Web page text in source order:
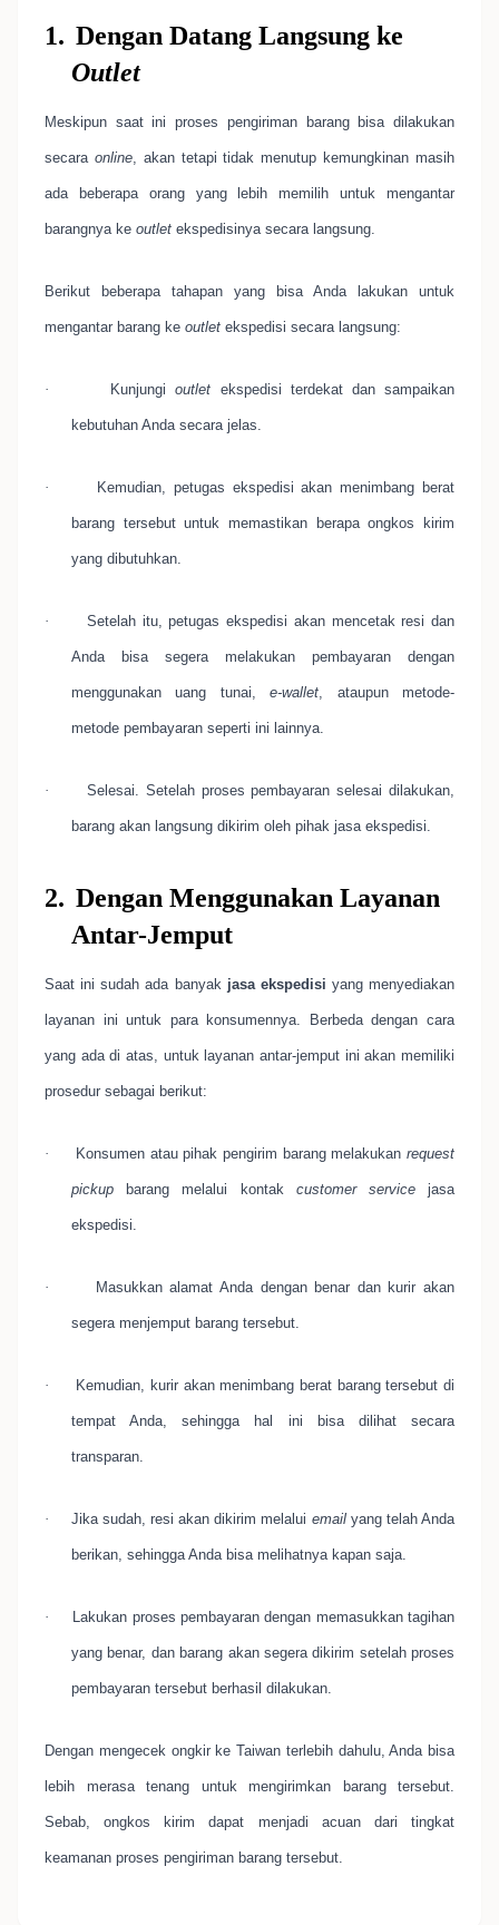
1. Dengan Datang Langsung ke
Outlet
Meskipun saat ini proses pengiriman barang bisa dilakukan
secara online, akan tetapi tidak menutup kemungkinan masih
ada beberapa orang yang lebih memilih untuk mengantar
barangnya ke outlet ekspedisinya secara langsung.
Berikut beberapa tahapan yang bisa Anda lakukan untuk
mengantar barang ke outlet ekspedisi secara langsung:
· Kunjungioutlet ekspedisi terdekat dan sampaikan
kebutuhan Anda secara jelas.
· Kemudian, petugas ekspedisi akan menimbang berat
barang tersebut untuk memastikan berapa ongkos kirim
yang dibutuhkan.
· Setelah itu, petugas ekspedisi akan mencetak resi dan
Anda bisa segera melakukan pembayaran dengan
menggunakan uang tunai,e-wallet, ataupun metode-
metode pembayaran seperti ini lainnya.
· Selesai. Setelah proses pembayaran selesai dilakukan,
barang akan langsung dikirim oleh pihak jasa ekspedisi.
2. Dengan Menggunakan Layanan
Antar-Jemput
Saat ini sudah ada banyak jasa ekspedisi yang menyediakan
layanan ini untuk para konsumennya. Berbeda dengan cara
yang ada di atas, untuk layanan antar-jemput ini akan memiliki
prosedur sebagai berikut:
· Konsumen atau pihak pengirim barang melakukan request
pickup barang melalui kontak customer servicejasa
ekspedisi.
· Masukkan alamat Anda dengan benar dan kurir akan
segera menjemput barang tersebut.
· Kemudian, kurir akan menimbang berat barang tersebut di
tempat Anda, sehingga hal ini bisa dilihat secara
transparan.
· Jika sudah, resi akan dikirim melalui email yang telah Anda
berikan, sehingga Anda bisa melihatnya kapan saja.
· Lakukan proses pembayaran dengan memasukkan tagihan
yang benar, dan barang akan segera dikirim setelah proses
pembayaran tersebut berhasil dilakukan.
Dengan mengecek ongkir ke Taiwan terlebih dahulu, Anda bisa
lebih merasa tenang untuk mengirimkan barang tersebut.
Sebab, ongkos kirim dapat menjadi acuan dari tingkat
keamanan proses pengiriman barang tersebut.